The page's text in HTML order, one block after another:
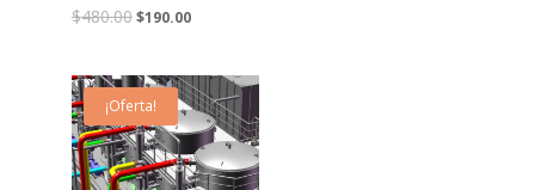
$480.00El
era:
$480.00.
$190.00El
es:
$190.00.
22
Jun
¡Oferta!